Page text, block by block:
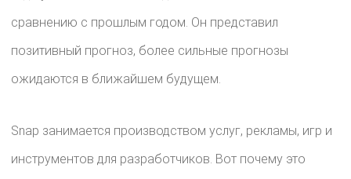
сравнению с прошлым годом. Он представил
позитивный прогноз, более сильные прогнозы
ожидаются в ближайшем будущем.
Snap занимается производством услуг, рекламы, игр и
инструментов для разработчиков. Вот почему это